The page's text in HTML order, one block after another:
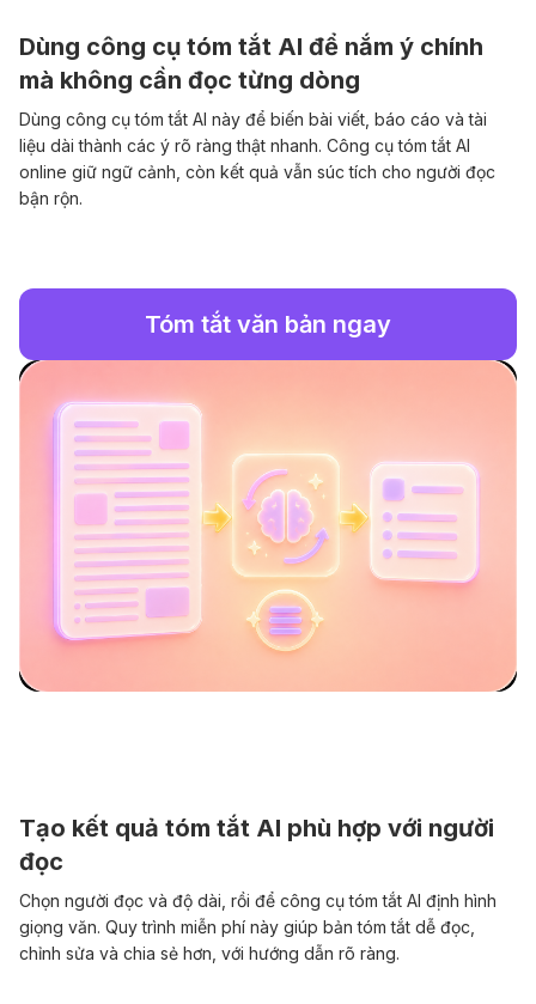
Dùng công cụ tóm tắt AI để nắm ý chính
mà không cần đọc từng dòng
Dùng công cụ tóm tắt AI này để biến bài viết, báo cáo và tài
liệu dài thành các ý rõ ràng thật nhanh. Công cụ tóm tắt AI
online giữ ngữ cảnh, còn kết quả vẫn súc tích cho người đọc
bận rộn.
Tóm tắt văn bản ngay
Tạo kết quả tóm tắt AI phù hợp với người
đọc
Chọn người đọc và độ dài, rồi để công cụ tóm tắt AI định hình
giọng văn. Quy trình miễn phí này giúp bản tóm tắt dễ đọc,
chỉnh sửa và chia sẻ hơn, với hướng dẫn rõ ràng.